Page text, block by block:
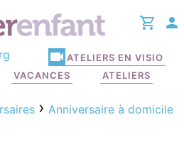
VACANCES ATELIERS
ATELIERS EN VISIO
Anniversaire à domicile